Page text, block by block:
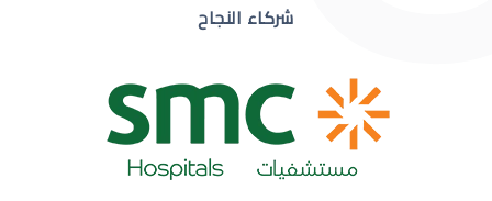
ضعف نظر مفاجئشركاء النجاح